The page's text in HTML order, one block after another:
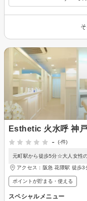
Esthetic 火水呼 神
-
(-件)
元町駅から徒歩5分☆大人女性
アクセス：阪急 花隈駅 徒歩
ポイントが貯まる・使える
スペシャルメニュー